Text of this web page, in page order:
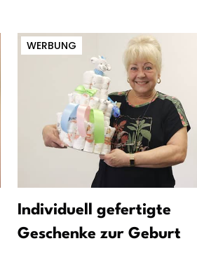
WERBUNG
Individuell gefertigte
Geschenke zur Geburt